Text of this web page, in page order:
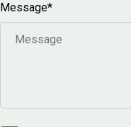
Message*